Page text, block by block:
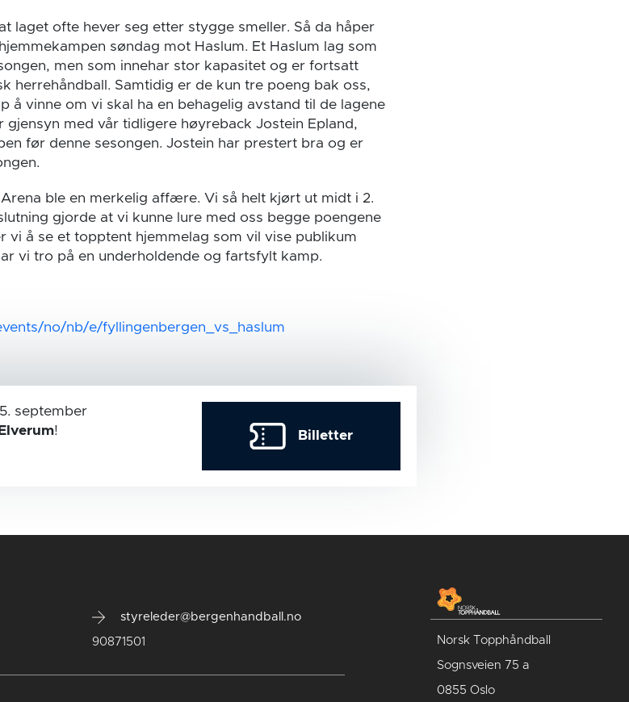
laget ofte hever seg etter stygge smeller. Så da håper
søndag mot Haslum. Et Haslum lag som
men som innehar stor kapasitet og er fortsatt
herrehåndball. Samtidig er de kun tre poeng bak oss,
å vinne om vi skal ha en behagelig avstand til de lagene
gjensyn med vår tidligere høyreback Jostein Epland,
før denne sesongen. Jostein har prestert bra og er
ble en merkelig affære. Vi så helt kjørt ut midt i 2.
gjorde at vi kunne lure med oss begge poengene
vi å se et topptent hjemmelag som vil vise publikum
vi tro på en underholdende og fartsfylt kamp.
no/nb/e/fyllingenbergen_vs_haslum
september
Elverum! Billetter
styreleder@bergenhandball.no
90871501 Norsk Topphåndball
Sognsveien 75 a
0855 Oslo